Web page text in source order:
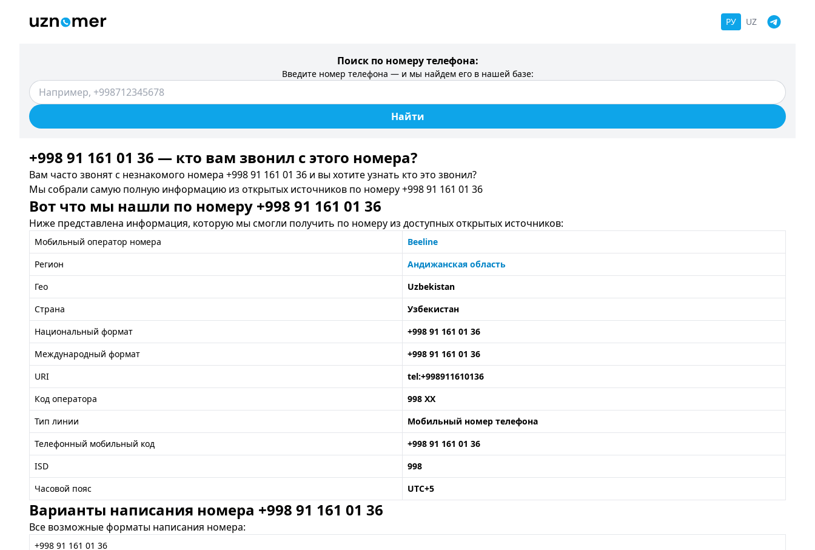
РУ UZ
Поиск по номеру телефона:
Введите номер телефона — и мы найдем его в нашей базе:
Найти
+998 91 161 01 36 — кто вам звонил c этого номера?
Вам часто звонят с незнакомого номера +998 91 161 01 36 и вы хотите узнать кто это звонил?
Мы собрали самую полную информацию из открытых источников по номеру +998 91 161 01 36
Вот что мы нашли по номеру +998 91 161 01 36
Ниже представлена информация, которую мы смогли получить по номеру из доступных открытых источников:
Мобильный оператор номера
Beeline
Регион
Андижанская область
Гео
Uzbekistan
Страна
Узбекистан
Национальный формат
+998 91 161 01 36
Международный формат
+998 91 161 01 36
URI
tel:+998911610136
Код оператора
998 XX
Тип линии
Мобильный номер телефона
Телефонный мобильный код
+998 91 161 01 36
ISD
998
Часовой пояс
UTC+5
Варианты написания номера +998 91 161 01 36
Все возможные форматы написания номера:
+998 91 161 01 36